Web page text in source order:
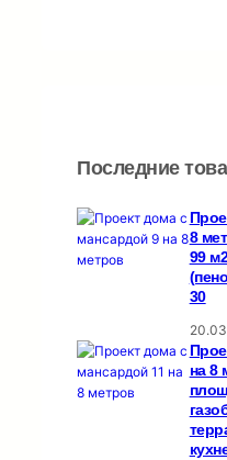
Последние
8
99
30
на 8